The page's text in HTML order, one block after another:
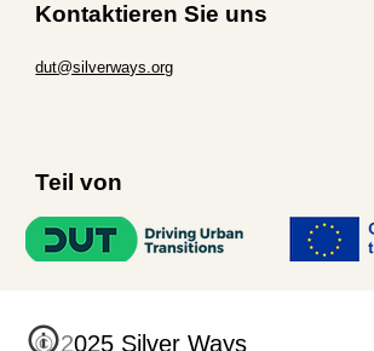
Kontaktieren Sie uns
dut@silverways.org
Teil von
© 2025 Silver Ways